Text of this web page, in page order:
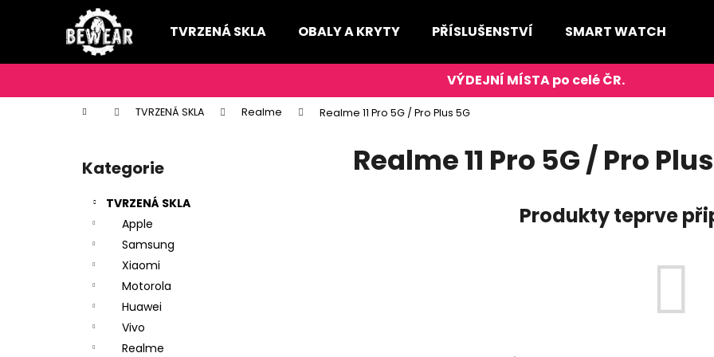
TVRZENÁ SKLA OBALY A KRYTY PŘÍSLUŠENSTVÍ SMART WATCH
Domů TVRZENÁ SKLA Realme Realme 11 Pro 5G / Pro Plus 5G
Přeskočit
kategorie
Kategorie
TVRZENÁ SKLA
Apple
Samsung
Xiaomi
Motorola
Huawei
Vivo
Realme
Realme 11 Pro 5G / Pro
Produkty teprve
í
k
Zpět
do
Zpět
do
Co potřebujete najít?
HLEDAT
Doporučujeme